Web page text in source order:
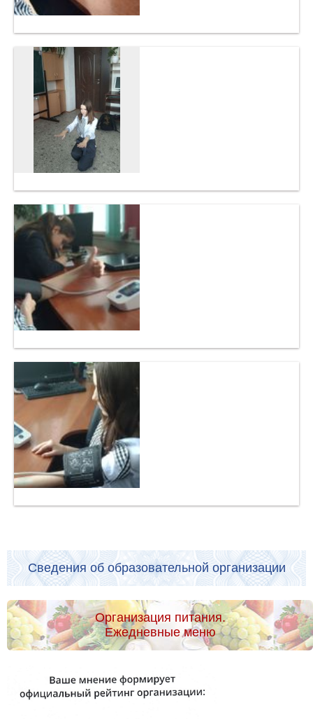
Сведения об образовательной организации
Организация питания.
Ежедневные меню